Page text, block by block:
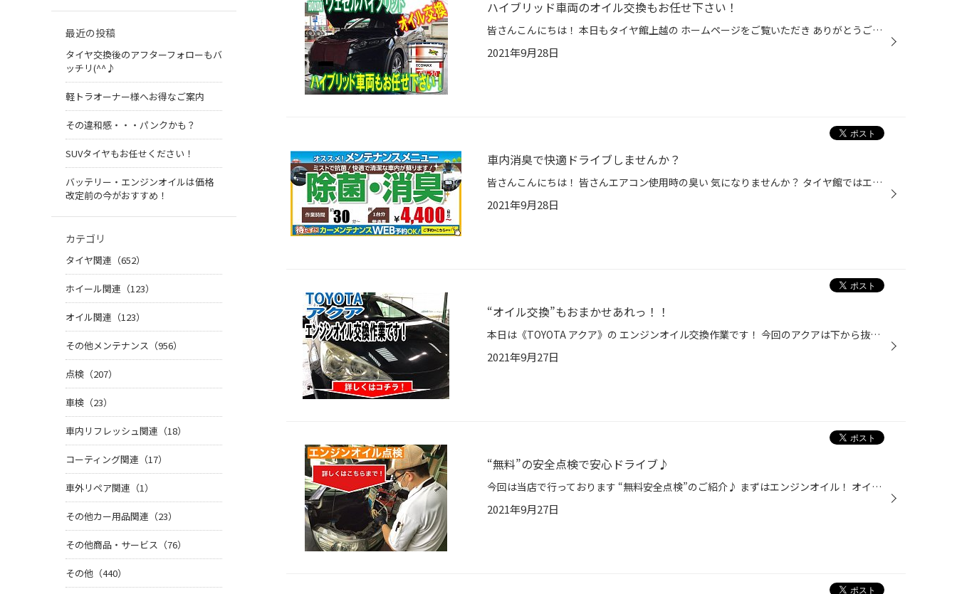
ハイブリッド車両のオイル交換もお任せ下さい！
皆さんこんにちは！ 本日もタイヤ館上越の ホームページをご覧いただき ありがとうございます<(_ _)> 本日はヴェゼルハイブリッドの オイル交換作業を ご紹介させていただきます。 今回は【エコマックス 0W-20】 を使用させていただきました。 ハイブリッド車両や アイドリングストップ車両は エン...
2021年9月28日
車内消臭で快適ドライブしませんか？
皆さんこんにちは！ 皆さんエアコン使用時の臭い 気になりませんか？ タイヤ館ではエアコン使用時の 臭いが気になる方に 【抗菌クリーン】をオススメしています。 これ1つでエアコンの嫌な臭いから 車内の抗菌まで全部OK！ 施工時間は約30分！ タイヤ交換などの待ち時間中に できてしまいます！ 施...
2021年9月28日
“オイル交換”もおまかせあれっ！！
本日は《TOYOTA アクア》の エンジンオイル交換作業です！ 今回のアクアは下から抜いていきます！ ドレンボルトを外して パッキンは新しいものに交換します。 当店オススメエンジンオイル 『ECO MAX 0W-20』 をチョイスです！ 当店のエンジンオイル交換は WEBで予約もできるので 是非ご利用ください！
2021年9月27日
“無料”の安全点検で安心ドライブ♪
今回は当店で行っております “無料安全点検”のご紹介♪ まずはエンジンオイル！ オイルの油量や汚れを確認します。 エンジンオイルは人でいうと血液にあたる といわれており、定期的な交換をオススメ しております！ 次にバッテリー！ 点検は最新の検査器具を使用して 点検いたします！ これから寒く...
2021年9月27日
最近の投稿
タイヤ交換後のアフターフォローもバ
ッチリ(^^♪
軽トラオーナー様へお得なご案内
その違和感・・・パンクかも？
SUVタイヤもお任せください！
バッテリー・エンジンオイルは価格
改定前の今がおすすめ！
カテゴリ
タイヤ関連（652）
ホイール関連（123）
オイル関連（123）
その他メンテナンス（956）
点検（207）
車検（23）
車内リフレッシュ関連（18）
コーティング関連（17）
車外リペア関連（1）
その他カー用品関連（23）
その他商品・サービス（76）
その他（440）